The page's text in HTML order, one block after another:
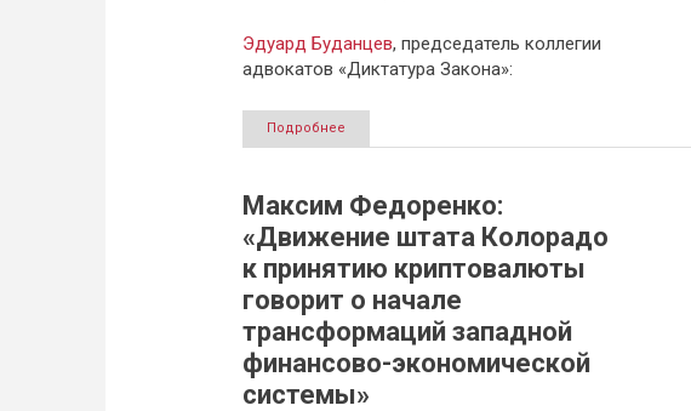
Эдуард Буданцев, председатель коллегии
адвокатов «Диктатура Закона»:
Подробнее
Максим Федоренко:
«Движение штата Колорадо
к принятию криптовалюты
говорит о начале
трансформаций западной
финансово-экономической
системы»